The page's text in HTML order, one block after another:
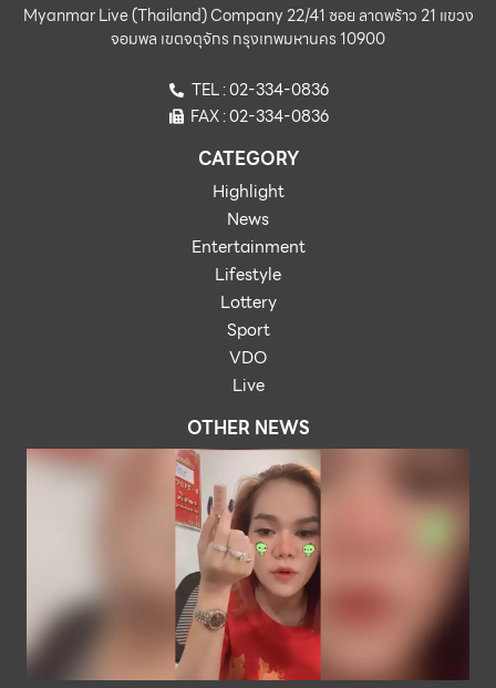
Myanmar Live (Thailand) Company 22/41 ซอย ลาดพร้าว 21 แขวง
จอมพล เขตจตุจักร กรุงเทพมหานคร 10900
TEL : 02-334-0836
FAX : 02-334-0836
CATEGORY
Highlight
News
Entertainment
Lifestyle
Lottery
Sport
VDO
Live
OTHER NEWS